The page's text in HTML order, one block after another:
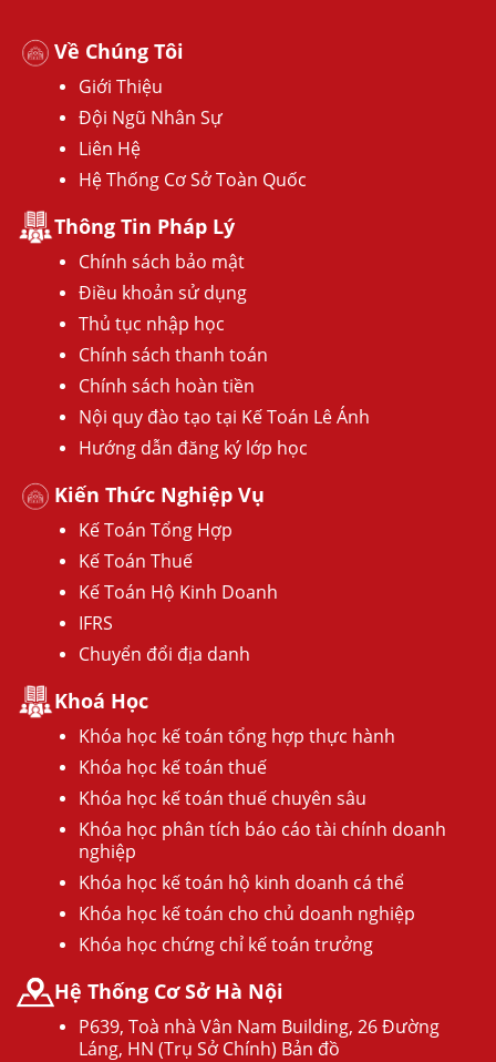
Về Chúng Tôi
Giới Thiệu
Đội Ngũ Nhân Sự
Liên Hệ
Hệ Thống Cơ Sở Toàn Quốc
Thông Tin Pháp Lý
Chính sách bảo mật
Điều khoản sử dụng
Thủ tục nhập học
Chính sách thanh toán
Chính sách hoàn tiền
Nội quy đào tạo tại Kế Toán Lê Ánh
Hướng dẫn đăng ký lớp học
Kiến Thức Nghiệp Vụ
Kế Toán Tổng Hợp
Kế Toán Thuế
Kế Toán Hộ Kinh Doanh
IFRS
Chuyển đổi địa danh
Khoá Học
Khóa học kế toán tổng hợp thực hành
Khóa học kế toán thuế
Khóa học kế toán thuế chuyên sâu
Khóa học phân tích báo cáo tài chính doanh
nghiệp
Khóa học kế toán hộ kinh doanh cá thể
Khóa học kế toán cho chủ doanh nghiệp
Khóa học chứng chỉ kế toán trưởng
Hệ Thống Cơ Sở Hà Nội
P639, Toà nhà Vân Nam Building, 26 Đường
Láng, HN (Trụ Sở Chính) Bản đồ